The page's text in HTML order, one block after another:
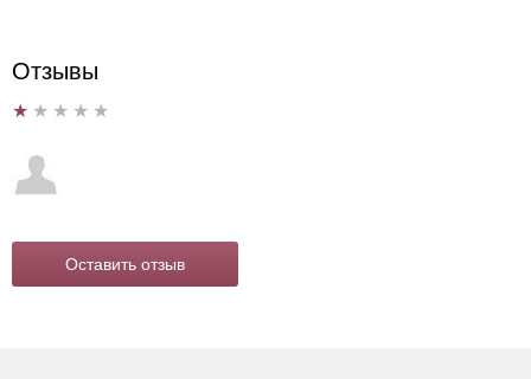
Отзывы
Оставить отзыв